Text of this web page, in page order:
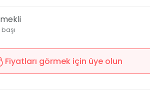
Fiyatları görmek için üye olun